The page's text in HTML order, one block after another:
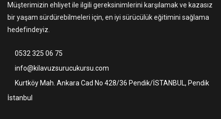
Müşterimizin ehliyet ile ilgili gereksinimlerini karşılamak ve kazasız
bir yaşam sürdürebilmeleri için, en iyi sürücülük eğitimini sağlama
hedefindeyiz.
0532 325 06 75
info@kilavuzsurucukursu.com
Kurtköy Mah. Ankara Cad No 428/36 Pendik/İSTANBUL, Pendik
İstanbul